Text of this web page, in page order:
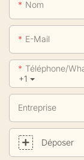
Nom
E-Mail
+1
Téléphone/
Entreprise
Déposer